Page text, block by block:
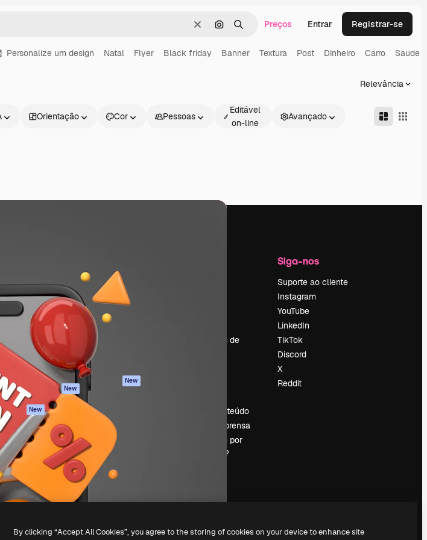
LimparPesquisar por imagem
BuscarPreços Entrar Registrar-se
Personalize um design Natal Flyer Black friday Banner Textura Post Dinheiro Carro Saude
Relevância
Orientação Cor Pessoas
Editável
on-line
Avançado
de IA
Gerador de
de vídeos
Texto para voz
Conteúdo de stock
para
ChatGPT
New
Agentes New
API
App móvel
as
Academy
Documentação
Atendimento
Termos e
Política de
privacidade
New
Central de
confiabilidade
Afiliados
Empresas
Tendências de
Vender conteúdo
Sala de imprensa
Procurando por
magnific.ai?
Siga-nos
Suporte ao cliente
Instagram
YouTube
LinkedIn
TikTok
Discord
X
Reddit
os direitos reservados
By clicking “Accept All Cookies”, you agree to the storing of cookies on your device to enhance site